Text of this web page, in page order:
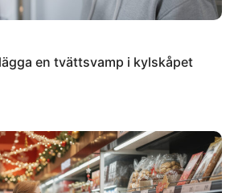
en tvättsvamp i kylskåpet